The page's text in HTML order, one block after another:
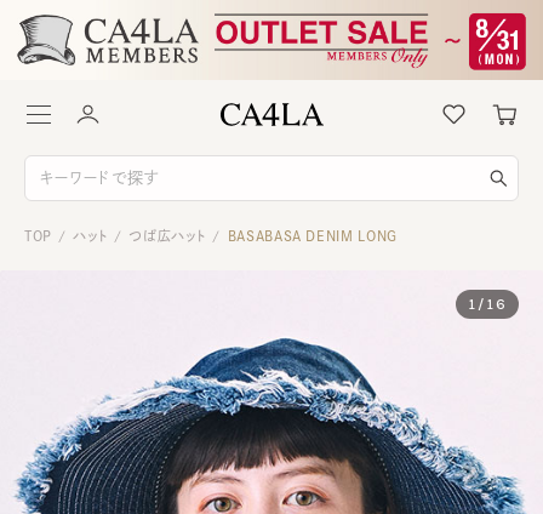
TOP / ハット / つば広ハット / BASABASA DENIM LONG
1 / 16